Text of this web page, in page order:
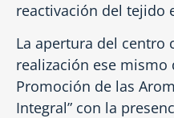
reactivación del tejido
La apertura del centro
realización ese mismo
Promoción de las
Integral” con la